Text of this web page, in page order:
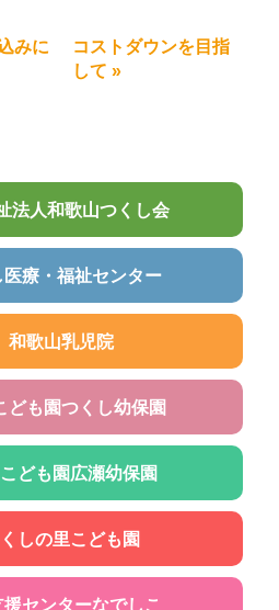
みに
コストダウンを目指
して »
法人和歌山つくし会
医療・福祉センター
和歌山乳児院
ども園つくし幼保園
ども園広瀬幼保園
しの里こども園
援センターなでしこ